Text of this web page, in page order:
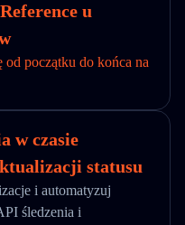
u
od początku do końca na
w czasie
statusu
i automatyzuj
śledzenia i